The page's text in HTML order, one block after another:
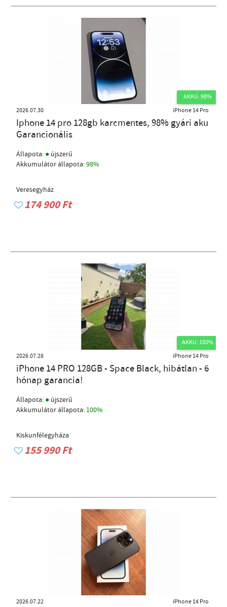
AKKU: 98%
2026.07.30
iPhone 14 Pro
Iphone 14 pro 128gb karcmentes, 98% gyári aku
Garancionális
Állapota: ● újszerű
Akkumulátor állapota:98%
Veresegyház
174 900 Ft
AKKU: 100%
2026.07.28
iPhone 14 Pro
iPhone 14 PRO 128GB - Space Black, hibátlan - 6
hónap garancia!
Állapota: ● újszerű
Akkumulátor állapota: 100%
Kiskunfélegyháza
155 990 Ft
2026.07.22 iPhone 14 Pro